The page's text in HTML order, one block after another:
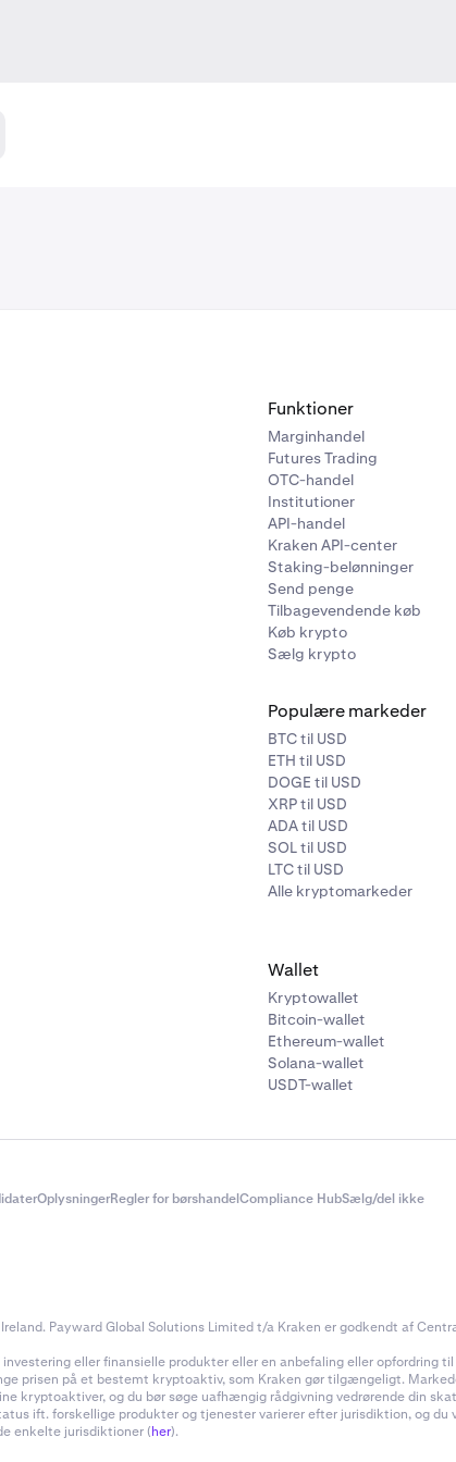
Funktioner
Marginhandel
Futures Trading
OTC-handel
Institutioner
API-handel
Kraken API-center
Staking-belønninger
Send penge
Tilbagevendende køb
Køb krypto
Sælg krypto
Populære markeder
BTC til USD
ETH til USD
DOGE til USD
XRP til USD
ADA til USD
SOL til USD
LTC til USD
Alle kryptomarkeder
Wallet
Kryptowallet
Bitcoin-wallet
Ethereum-wallet
Solana-wallet
USDT-wallet
OplysningerRegler for børshandelCompliance HubSælg/del ikke
Payward Global Solutions Limited t/a Kraken er godkendt af
eller finansielle produkter eller en anbefaling eller
prisen på et bestemt kryptoaktiv, som Kraken gør tilgængeligt.
kryptoaktiver, og du bør søge uafhængig rådgivning vedrørende din
ift. forskellige produkter og tjenester varierer efter jurisdiktion, og
enkelte jurisdiktioner (her).